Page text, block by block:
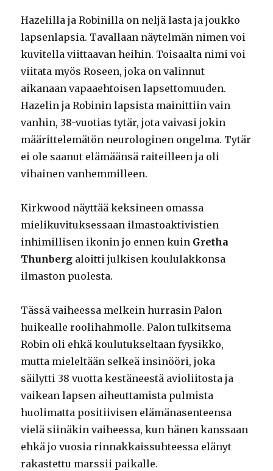
Hazelilla ja Robinilla on neljä lasta ja joukko
lapsenlapsia. Tavallaan näytelmän nimen voi
kuvitella viittaavan heihin. Toisaalta nimi voi
viitata myös Roseen, joka on valinnut
aikanaan vapaaehtoisen lapsettomuuden.
Hazelin ja Robinin lapsista mainittiin vain
vanhin, 38-vuotias tytär, jota vaivasi jokin
määrittelemätön neurologinen ongelma. Tytär
ei ole saanut elämäänsä raiteilleen ja oli
vihainen vanhemmilleen.
Kirkwood näyttää keksineen omassa
mielikuvituksessaan ilmastoaktivistien
inhimillisen ikonin jo ennen kuin Gretha
Thunberg aloitti julkisen koululakkonsa
ilmaston puolesta.
Tässä vaiheessa melkein hurrasin Palon
huikealle roolihahmolle. Palon tulkitsema
Robin oli ehkä koulutukseltaan fyysikko,
mutta mieleltään selkeä insinööri, joka
säilytti 38 vuotta kestäneestä avioliitosta ja
vaikean lapsen aiheuttamista pulmista
huolimatta positiivisen elämänasenteensa
vielä siinäkin vaiheessa, kun hänen kanssaan
ehkä jo vuosia rinnakkaissuhteessa elänyt
rakastettu marssii paikalle.